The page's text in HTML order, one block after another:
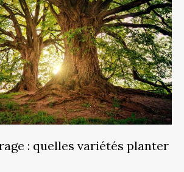
: quelles variétés planter